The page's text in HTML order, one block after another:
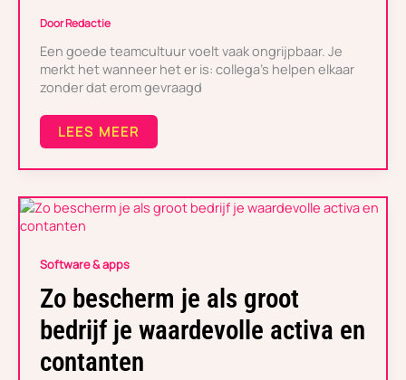
DoorRedactie
Een goede teamcultuur voelt vaak ongrijpbaar. Je
merkt het wanneer het er is: collega’s helpen elkaar
zonder dat erom gevraagd
INFORMELE
MOMENTEN
LEES MEER
Software & apps
Zo bescherm je als groot
bedrijf je waardevolle activa en
contanten
ZO
JE
ALS
GROOT
BEDRIJF
JE
WAARDEVOLLE
ACTIVA
EN